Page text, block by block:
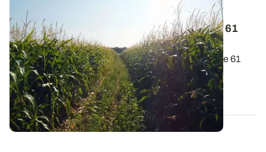
PROJET TERMINÉ
Projet PhosphoBio - Pratiques culturales : 61
enquêtes déjà réalisées !
Lors de l’hiver 2021/2022, les pratiques culturales de 61
parcelles, situées dans le Gers...
25 AVR. 2022